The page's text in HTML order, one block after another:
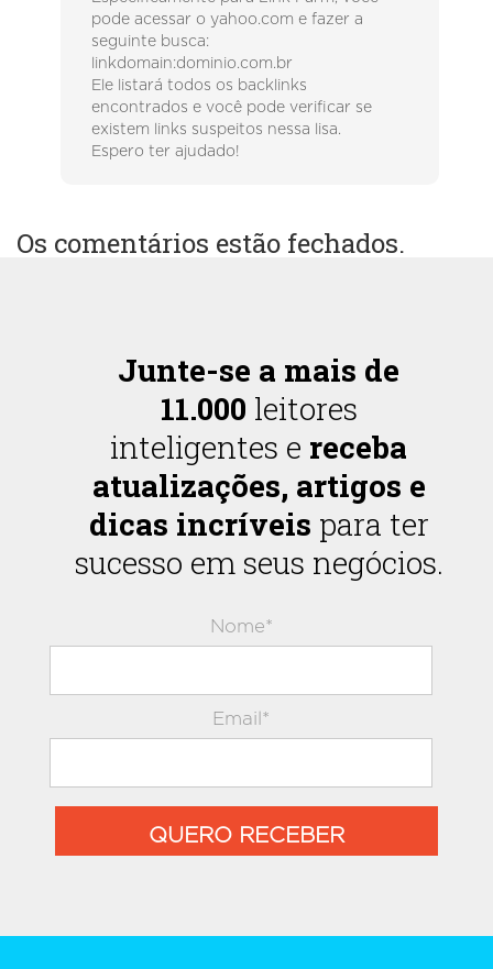
pode acessar o yahoo.com e fazer a
seguinte busca:
linkdomain:dominio.com.br
Ele listará todos os backlinks
encontrados e você pode verificar se
existem links suspeitos nessa lisa.
Espero ter ajudado!
Os comentários estão fechados.
Junte-se a mais de
11.000 leitores
inteligentes e receba
atualizações, artigos e
dicas incríveis para ter
sucesso em seus negócios.
Nome*
Email*
QUERO RECEBER